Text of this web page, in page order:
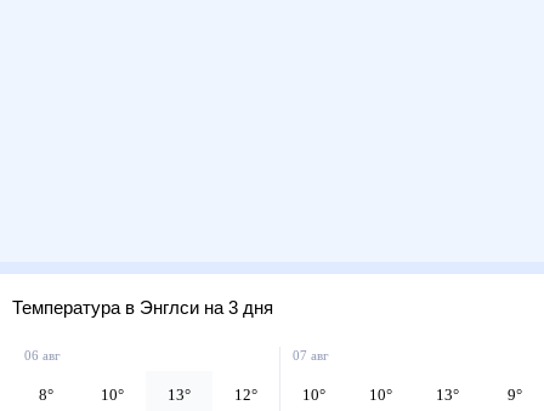
Температура в Энглси на 3 дня
06 авг
8° 10° 13° 12°
07 авг
10° 10° 13° 9°